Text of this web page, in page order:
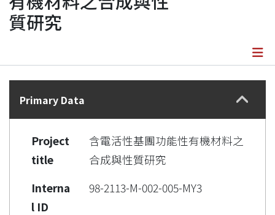
Researchers
Statistics
質研究
Details
Primary Data
Project
title
含電活性基團功能性有機材料之
合成與性質研究
Interna
l ID
98-2113-M-002-005-MY3